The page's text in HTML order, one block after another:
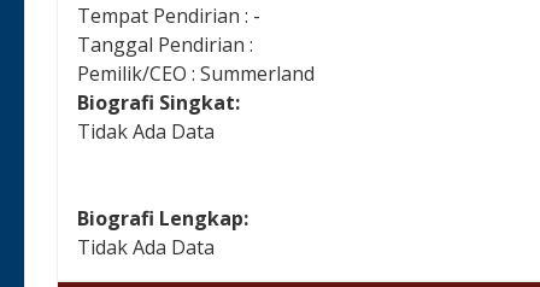
Tempat Pendirian : -
Tanggal Pendirian :
Pemilik/CEO : Summerland
Biografi Singkat:
Tidak Ada Data
Biografi Lengkap:
Tidak Ada Data